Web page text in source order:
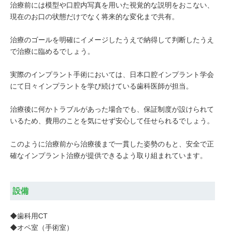
治療前には模型や口腔内写真を用いた視覚的な説明をおこない、
現在のお口の状態だけでなく将来的な変化まで共有。
治療のゴールを明確にイメージしたうえで納得して判断したうえ
で治療に臨めるでしょう。
実際のインプラント手術においては、日本口腔インプラント学会
にて日々インプラントを学び続けている歯科医師が担当。
治療後に何かトラブルがあった場合でも、保証制度が設けられて
いるため、費用のことを気にせず安心して任せられるでしょう。
このように治療前から治療後まで一貫した姿勢のもと、安全で正
確なインプラント治療が提供できるよう取り組まれています。
設備
◆歯科用CT
◆オペ室（手術室）